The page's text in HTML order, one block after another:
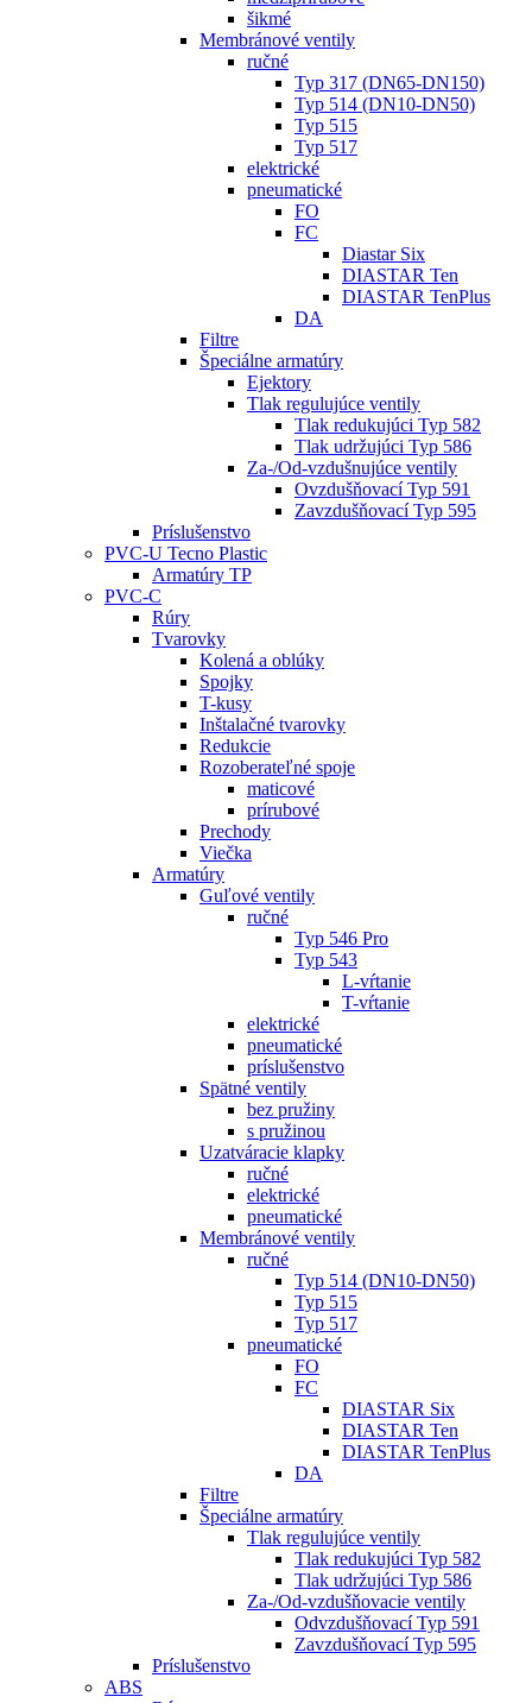
šikmé
Membránové ventily
ručné
Typ 317 (DN65-DN150)
Typ 514 (DN10-DN50)
Typ 515
Typ 517
elektrické
pneumatické
FO
FC
Diastar Six
DIASTAR Ten
DIASTAR TenPlus
DA
Filtre
Špeciálne armatúry
Ejektory
Tlak regulujúce ventily
Tlak redukujúci Typ 582
Tlak udržujúci Typ 586
Za-/Od-vzdušnujúce ventily
Ovzdušňovací Typ 591
Zavzdušňovací Typ 595
Príslušenstvo
PVC-U Tecno Plastic
Armatúry TP
PVC-C
Rúry
Tvarovky
Kolená a oblúky
Spojky
T-kusy
Inštalačné tvarovky
Redukcie
Rozoberateľné spoje
maticové
prírubové
Prechody
Viečka
Armatúry
Guľové ventily
ručné
Typ 546 Pro
Typ 543
L-vŕtanie
T-vŕtanie
elektrické
pneumatické
príslušenstvo
Spätné ventily
bez pružiny
s pružinou
Uzatváracie klapky
ručné
elektrické
pneumatické
Membránové ventily
ručné
Typ 514 (DN10-DN50)
Typ 515
Typ 517
pneumatické
FO
FC
DIASTAR Six
DIASTAR Ten
DIASTAR TenPlus
DA
Filtre
Špeciálne armatúry
Tlak regulujúce ventily
Tlak redukujúci Typ 582
Tlak udržujúci Typ 586
Za-/Od-vzdušňovacie ventily
Odvzdušňovací Typ 591
Zavzdušňovací Typ 595
Príslušenstvo
ABS